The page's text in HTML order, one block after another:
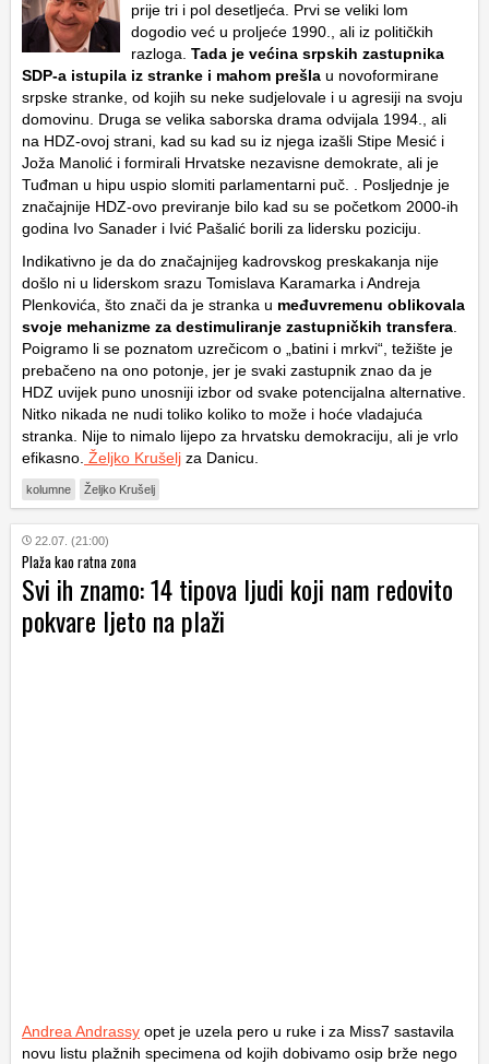
prije tri i pol desetljeća. Prvi se veliki lom
dogodio već u proljeće 1990., ali iz političkih
razloga. Tada je većina srpskih zastupnika
SDP-a istupila iz stranke i mahom prešla u novoformirane
srpske stranke, od kojih su neke sudjelovale i u agresiji na svoju
domovinu. Druga se velika saborska drama odvijala 1994., ali
na HDZ-ovoj strani, kad su kad su iz njega izašli Stipe Mesić i
Joža Manolić i formirali Hrvatske nezavisne demokrate, ali je
Tuđman u hipu uspio slomiti parlamentarni puč. . Posljednje je
značajnije HDZ-ovo previranje bilo kad su se početkom 2000-ih
godina Ivo Sanader i Ivić Pašalić borili za lidersku poziciju.
Indikativno je da do značajnijeg kadrovskog preskakanja nije
došlo ni u liderskom srazu Tomislava Karamarka i Andreja
Plenkovića, što znači da je stranka u međuvremenu oblikovala
svoje mehanizme za destimuliranje zastupničkih transfera
Poigramo li se poznatom uzrečicom o „batini i mrkvi“, težište je
prebačeno na ono potonje, jer je svaki zastupnik znao da je
HDZ uvijek puno unosniji izbor od svake potencijalna alternative.
Nitko nikada ne nudi toliko koliko to može i hoće vladajuća
stranka. Nije to nimalo lijepo za hrvatsku demokraciju, ali je vrlo
efikasno. Željko Krušelj za Danicu.
kolumne Željko Krušelj
22.07. (21:00)
Plaža kao ratna zona
Svi ih znamo: 14 tipova ljudi koji nam redovito
pokvare ljeto na plaži
Andrea Andrassy opet je uzela pero u ruke i za Miss7 sastavila
novu listu plažnih specimena od kojih dobivamo osip brže nego